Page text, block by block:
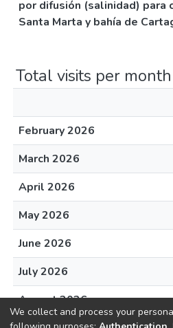
por difusión (salinidad) para
Santa Marta y bahía de
Total visits per month
February 2026
March 2026
April 2026
May 2026
June 2026
July 2026
August 2026
We collect and process your